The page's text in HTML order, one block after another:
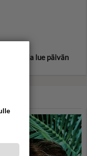
ja lue päivän